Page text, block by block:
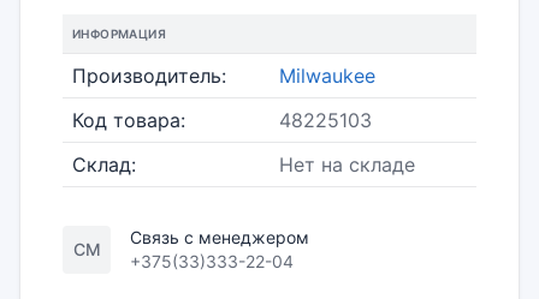
ИНФОРМАЦИЯ
Производитель:
Milwaukee
Код товара:
48225103
Склад:
Нет на складе
СМ
Связь с менеджером
+375(33)333-22-04